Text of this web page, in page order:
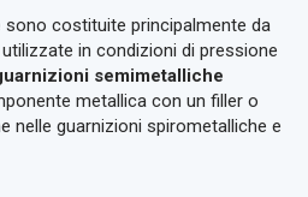
sono costituite principalmente da
in condizioni di pressione
semimetalliche
metallica con un filler o
nelle guarnizioni spirometalliche e